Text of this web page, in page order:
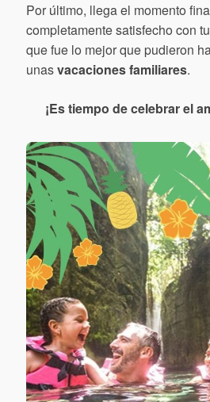
Por último, llega el momento
completamente satisfecho con
que fue lo mejor que pudieron
unasvacaciones familiares.
¡Es tiempo de celebrar el